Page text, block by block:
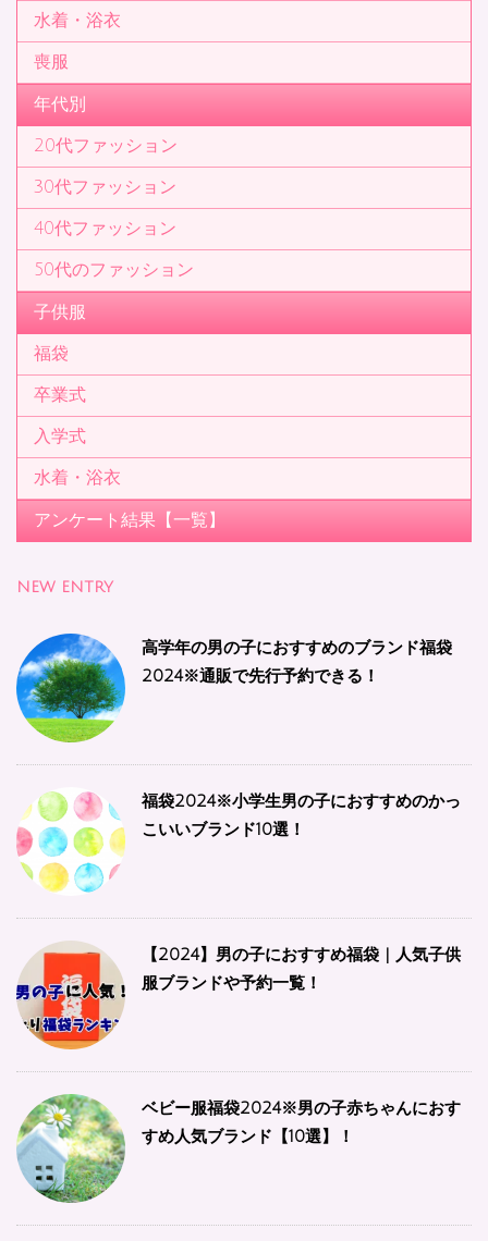
水着・浴衣
喪服
年代別
20代ファッション
30代ファッション
40代ファッション
50代のファッション
子供服
福袋
卒業式
入学式
水着・浴衣
アンケート結果【一覧】
NEW ENTRY
高学年の男の子におすすめのブランド福袋
2024※通販で先行予約できる！
福袋2024※小学生男の子におすすめのかっ
こいいブランド10選！
【2024】男の子におすすめ福袋 | 人気子供
服ブランドや予約一覧！
ベビー服福袋2024※男の子赤ちゃんにおす
すめ人気ブランド【10選】！